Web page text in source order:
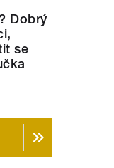
Dobrý
se